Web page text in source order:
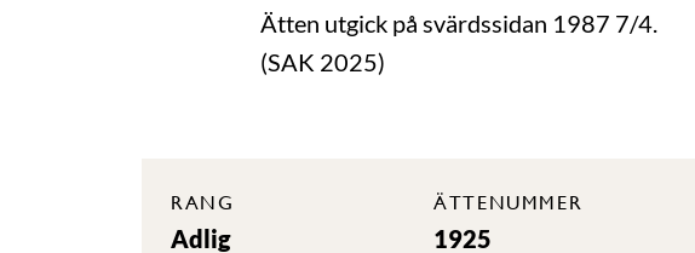
Ätten utgick på svärdssidan 1987 7/4.
(SAK 2025)
RANG
Adlig
ÄTTENUMMER
1925